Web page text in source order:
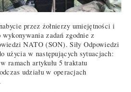
przez żołnierzy umiejętności i
zadań zgodnie z
NATO (SON). Siły Odpowiedzi
użycia w następujących sytuacjach:
ramach artykułu 5 traktatu
udziału w operacjach